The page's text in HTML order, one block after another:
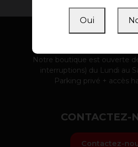
Notre boutique est ouverte
interruptions) du Lundi au
Parking privé + accès
CONTACTEZ-
Contactez-
Oui